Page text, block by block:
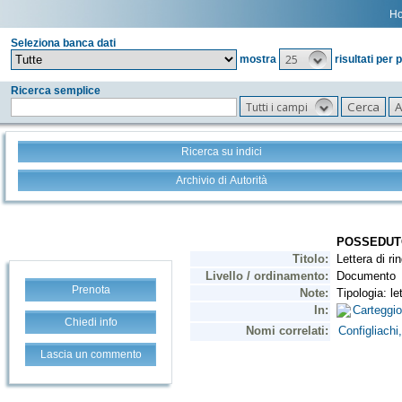
Seleziona banca dati
mostra
25 risultati per
Ricerca semplice
Tutti i campi
Ricerca su indici
Archivio di Autorità
Prenota
Chiedi info
Lascia un commento